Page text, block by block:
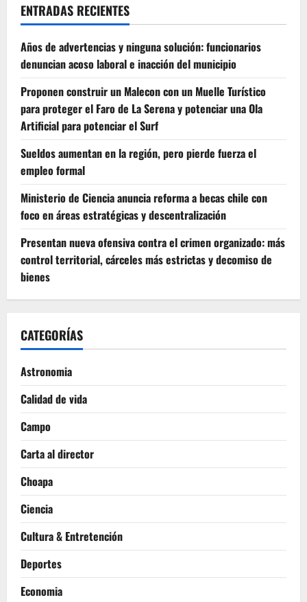
ENTRADAS RECIENTES
Años de advertencias y ninguna solución: funcionarios
denuncian acoso laboral e inacción del municipio
Proponen construir un Malecon con un Muelle Turístico
para proteger el Faro de La Serena y potenciar una Ola
Artificial para potenciar el Surf
Sueldos aumentan en la región, pero pierde fuerza el
empleo formal
Ministerio de Ciencia anuncia reforma a becas chile con
foco en áreas estratégicas y descentralización
Presentan nueva ofensiva contra el crimen organizado: más
control territorial, cárceles más estrictas y decomiso de
bienes
CATEGORÍAS
Astronomia
Calidad de vida
Campo
Carta al director
Choapa
Ciencia
Cultura & Entretención
Deportes
Economia